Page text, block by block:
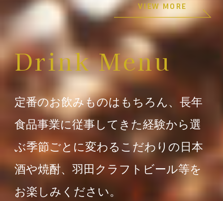
VIEW MORE
Drink Menu
定番のお飲みものはもちろん、長年
食品事業に従事してきた経験から選
ぶ季節ごとに変わるこだわりの日本
酒や焼酎、羽田クラフトビール等を
お楽しみください。